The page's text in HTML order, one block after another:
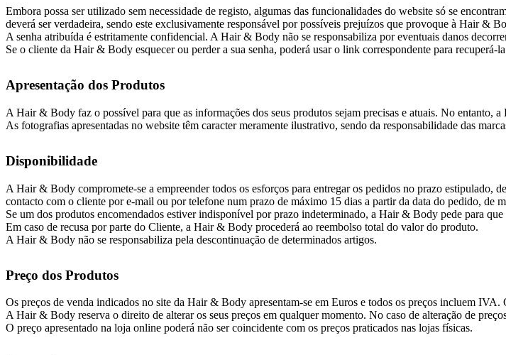
Embora possa ser utilizado sem necessidade de registo, algumas das funcionalidades do website só se
deverá ser verdadeira, sendo este exclusivamente responsável por possíveis prejuízos que provoque à Hair &
A senha atribuída é estritamente confidencial. A Hair & Body não se responsabiliza por eventuais danos
Se o cliente da Hair & Body esquecer ou perder a sua senha, poderá usar o link correspondente para recuperá-
Apresentação dos Produtos
A Hair & Body faz o possível para que as informações dos seus produtos sejam precisas e atuais. No
As fotografias apresentadas no website têm caracter meramente ilustrativo, sendo da responsabilidade das
Disponibilidade
A Hair & Body compromete-se a empreender todos os esforços para entregar os pedidos no prazo
contacto com o cliente por e-mail ou por telefone num prazo de máximo 15 dias a partir da data do pedido, de
Se um dos produtos encomendados estiver indisponível por prazo indeterminado, a Hair & Body pede para
Em caso de recusa por parte do Cliente, a Hair & Body procederá ao reembolso total do valor do produto.
A Hair & Body não se responsabiliza pela descontinuação de determinados artigos.
Preço dos Produtos
Os preços de venda indicados no site da Hair & Body apresentam-se em Euros e todos os preços incluem
A Hair & Body reserva o direito de alterar os seus preços em qualquer momento. No caso de alteração de
O preço apresentado na loja online poderá não ser coincidente com os preços praticados nas lojas físicas.